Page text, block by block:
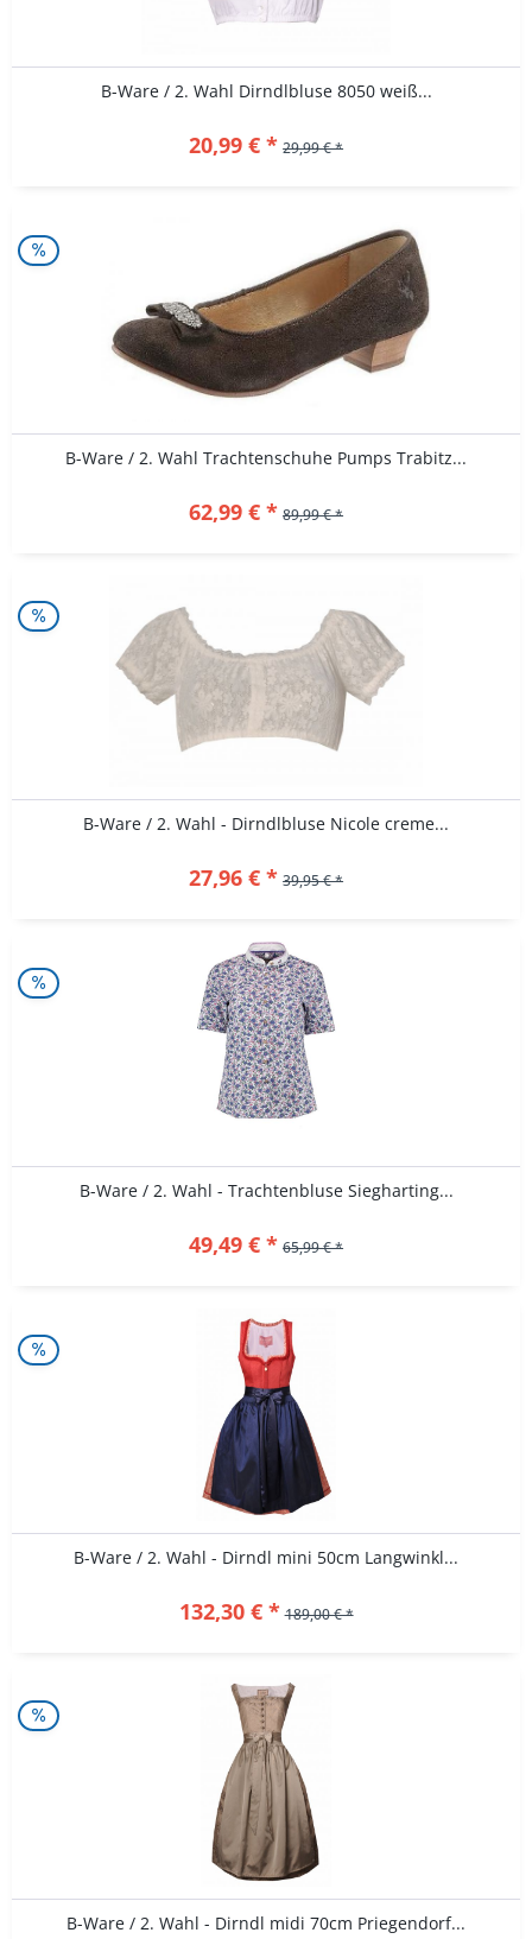
B-Ware / 2. Wahl Dirndlbluse 8050 weiß...
20,99 € * 29,99 € *
B-Ware / 2. Wahl Trachtenschuhe Pumps Trabitz...
62,99 € * 89,99 € *
B-Ware / 2. Wahl - Dirndlbluse Nicole creme...
27,96 € * 39,95 € *
B-Ware / 2. Wahl - Trachtenbluse Siegharting...
49,49 € * 65,99 € *
B-Ware / 2. Wahl - Dirndl mini 50cm Langwinkl...
132,30 € * 189,00 € *
B-Ware / 2. Wahl - Dirndl midi 70cm Priegendorf...